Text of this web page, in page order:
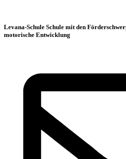
Levana-Schule Schule mit den
motorische Entwicklung